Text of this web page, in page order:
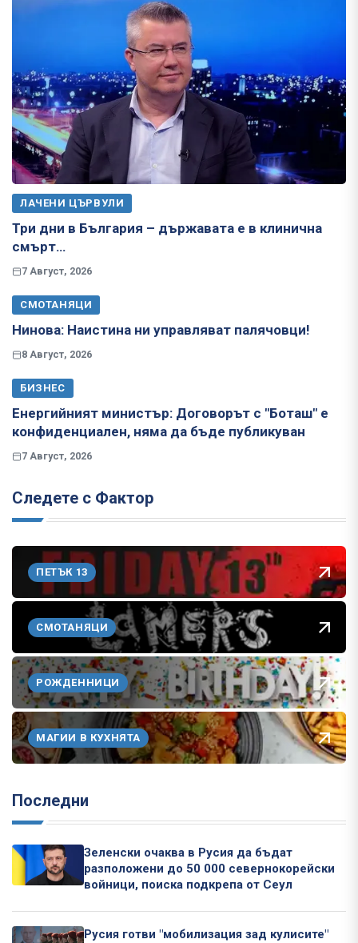
ЛАЧЕНИ ЦЪРВУЛИ
Три дни в България – държавата е в клинична
смърт…
7 Август, 2026
СМОТАНЯЦИ
Нинова: Наистина ни управляват палячовци!
8 Август, 2026
БИЗНЕС
Енергийният министър: Договорът с "Боташ" е
конфиденциален, няма да бъде публикуван
7 Август, 2026
Следете с Фактор
ПЕТЪК 13
СМОТАНЯЦИ
РОЖДЕННИЦИ
МАГИИ В КУХНЯТА
Последни
Зеленски очаква в Русия да бъдат
разположени до 50 000 севернокорейски
войници, поиска подкрепа от Сеул
Русия готви "мобилизация зад кулисите"